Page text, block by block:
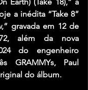
a inédita “Take 8”
gravada em 12 de
além da nova
do engenheiro
GRAMMYs, Paul
do álbum.